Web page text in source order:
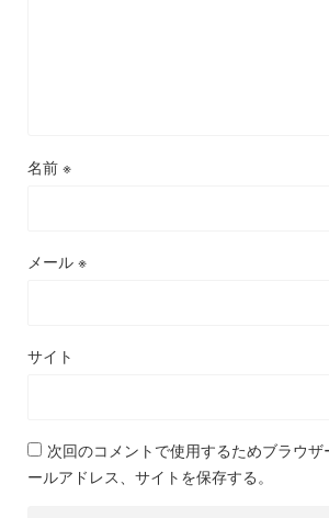
名前 ※
メール ※
サイト
次回のコメントで使用するためブラウ
ールアドレス、サイトを保存する。